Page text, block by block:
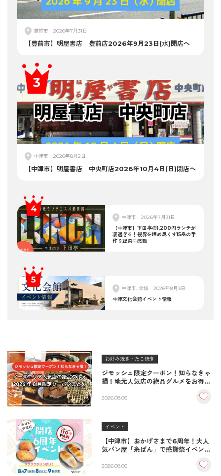
豊前市 2026年7月31日
【豊前市】明屋書店 豊前店2026年9月23日(水)閉店へ
中津市 2026年8月2日
【中津市】明屋書店 中央町店2026年10月4日(日)閉店へ
中津市
2026年7月31日
【中津市】下田亭の1,200円ランチが
凄過ぎる！視界を埋め尽くす15品の手
作り総菜に感動
中津市, 全域
2026年8月3日
中津文化会館イベント情報
お好み焼き・たこ焼き
ジモッシュ限定クーポン！知らなきゃ
損！地元人気店の絶品グルメをお得に
2026.08.06
イベント
【中津市】おかげさまで6周年！大人
気パン屋「糸ぱん」で感謝祭イベント
♪（8/7〜8/9）
2026.08.06